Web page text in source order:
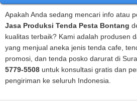
Apakah Anda sedang mencari info atau
Jasa Produksi Tenda Pesta Bontang
kualitas terbaik? Kami adalah produsen
yang menjual aneka jenis tenda cafe,
promosi, dan tenda posko darurat di
5779-5508 untuk konsultasi gratis dan
pengiriman ke seluruh Indonesia.